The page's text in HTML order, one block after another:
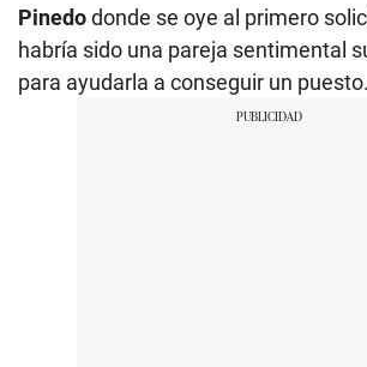
Pinedodonde se oye al primero
habría sido una pareja sentimental
para ayudarla a conseguir un puesto.